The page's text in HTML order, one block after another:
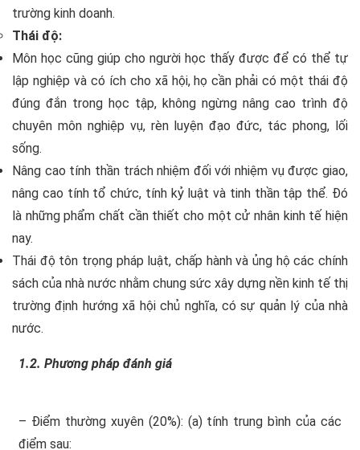
trường kinh doanh.
Thái độ:
Môn học cũng giúp cho người học thấy được để có thể tự
lập nghiệp và có ích cho xã hội, họ cần phải có một thái độ
đúng đắn trong học tập, không ngừng nâng cao trình độ
chuyên môn nghiệp vụ, rèn luyện đạo đức, tác phong, lối
sống.
Nâng cao tính thần trách nhiệm đối với nhiệm vụ được giao,
nâng cao tính tổ chức, tính kỷ luật và tinh thần tập thể. Đó
là những phẩm chất cần thiết cho một cử nhân kinh tế hiện
nay.
Thái độ tôn trọng pháp luật, chấp hành và ủng hộ các chính
sách của nhà nước nhằm chung sức xây dựng nền kinh tế thị
trường định hướng xã hội chủ nghĩa, có sự quản lý của nhà
nước.
1.2. Phương pháp đánh giá
– Điểm thường xuyên (20%): (a) tính trung bình của các
điểm sau: